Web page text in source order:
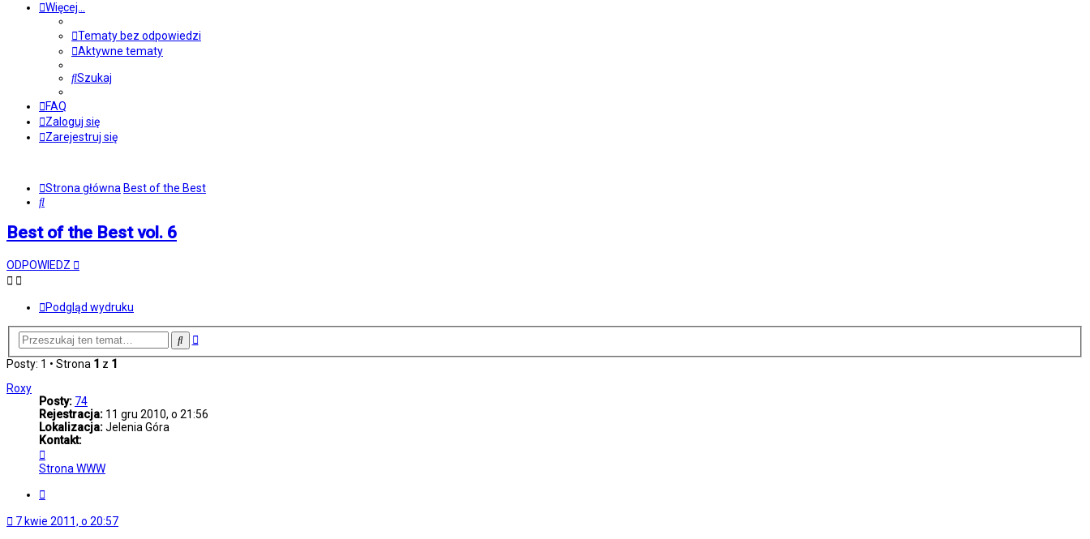
Więcej…
Tematy bez odpowiedzi
Aktywne tematy
Szukaj
FAQ
Zaloguj się
Zarejestruj się
Strona główna Best of the Best
Szukaj
Best of the Best vol. 6
ODPOWIEDZ
Podgląd wydruku
SzukajWyszukiwanie
Posty: 1 • Strona 1 z 1
Roxy
Posty: 74
Rejestracja: 11 gru 2010, o 21:56
Lokalizacja:Jelenia Góra
Kontakt:
się
z
Strona WWW
7 kwie 2011, o 20:57